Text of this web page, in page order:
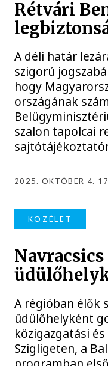
Rétvári
A déli határ
szigorú
hogy
országának
szalon tapolcai
2025. OKTÓBER 4.
KÖZÉLET
A régióban élők
üdülőhelyként
közigazgatási
Szigligeten, a